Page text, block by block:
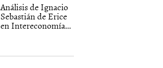
Análisis de Ignacio
Sebastián de Erice
en Intereconomía...